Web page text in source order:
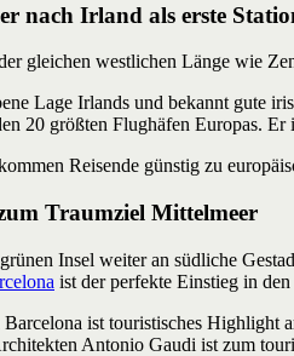
nach Irland als erste
gleichen westlichen Länge wie
Lage Irlands und bekannt gute
20 größten Flughäfen Europas.
Reisende günstig zu
Traumziel Mittelmeer
Insel weiter an südliche
ist der perfekte Einstieg in
ist touristisches Highlight
Antonio Gaudi ist zum